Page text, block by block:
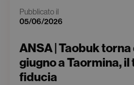
Pubblicato il
05/06/2026
ANSA | Taobuk torna
giugno a Taormina, il
fiducia